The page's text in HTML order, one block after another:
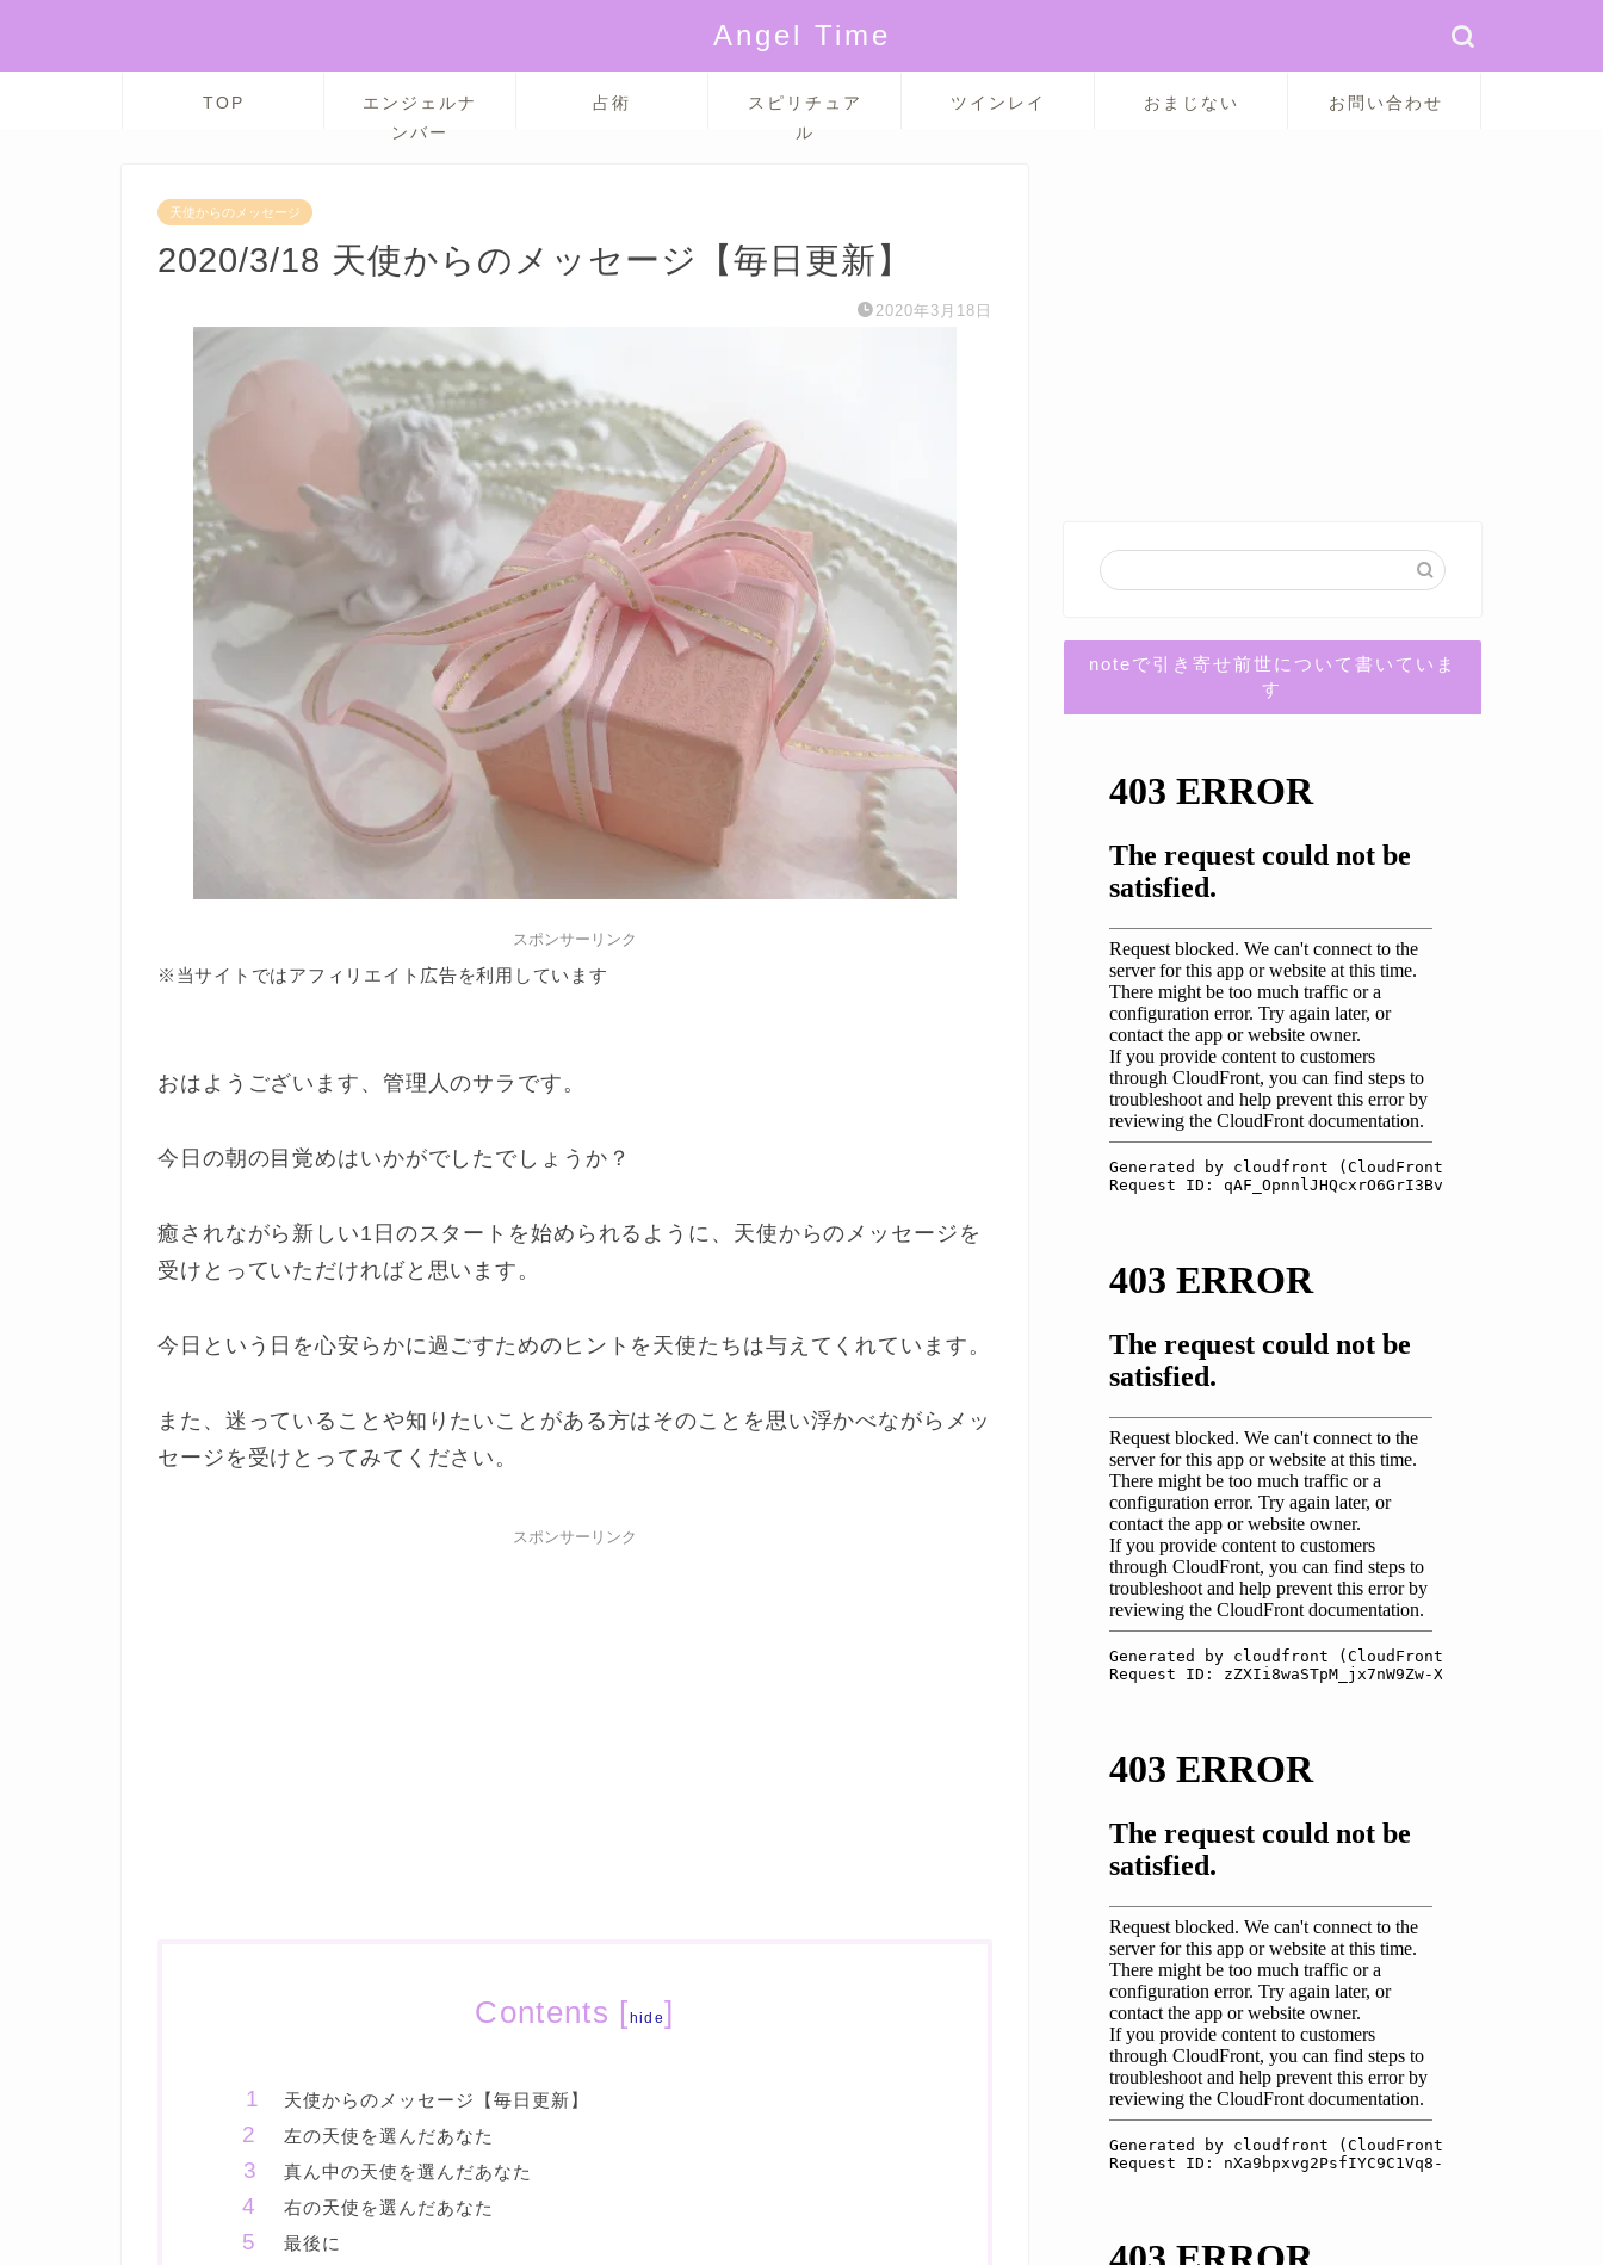
Angel Time
TOP
エンジェルナ
ンバー
占術
スピリチュア
ル
ツインレイ おまじない お問い合わせ
天使からのメッセージ
2020/3/18 天使からのメッセージ【毎日更新】
2020年3月18日
スポンサーリンク
※当サイトではアフィリエイト広告を利用しています
おはようございます、管理人のサラです。
今日の朝の目覚めはいかがでしたでしょうか？
癒されながら新しい1日のスタートを始められるように、天使からのメッセージを
受けとっていただければと思います。
今日という日を心安らかに過ごすためのヒントを天使たちは与えてくれています。
また、迷っていることや知りたいことがある方はそのことを思い浮かべながらメッ
セージを受けとってみてください。
スポンサーリンク
Contents [ hide]
天使からのメッセージ【毎日更新】
左の天使を選んだあなた
真ん中の天使を選んだあなた
右の天使を選んだあなた
最後に
noteで引き寄せ前世について書いていま
す